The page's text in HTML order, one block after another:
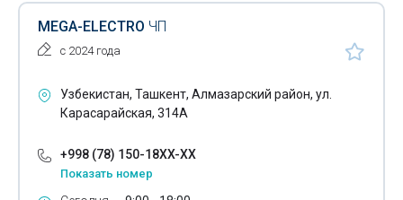
FTP кабель
UTP кабель
Огнестойкий оптический кабель
Оптический кабель
Блочные комплектные трансформаторные подстанции
Линейная арматура
MEGA-ELECTRO ЧП
с 2024 года
Узбекистан, Ташкент, Алмазарский район, ул.
Карасарайская, 314А
+998 (78) 150-18XX-XX
Показать номер